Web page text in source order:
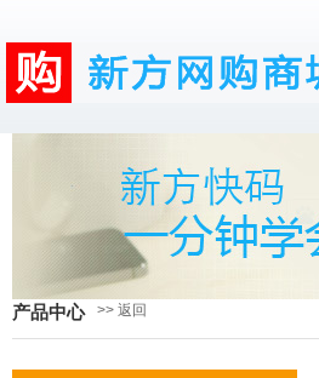
产品中心 >> 返回